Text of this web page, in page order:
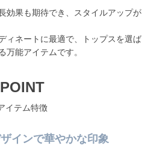
効果も期待でき、スタイルアップが
ィネートに最適で、トップスを選ば
万能アイテムです。
POINT
イテム特徴
インで華やかな印象